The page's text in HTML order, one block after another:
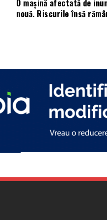
O mașină afectată de
nouă. Riscurile însă